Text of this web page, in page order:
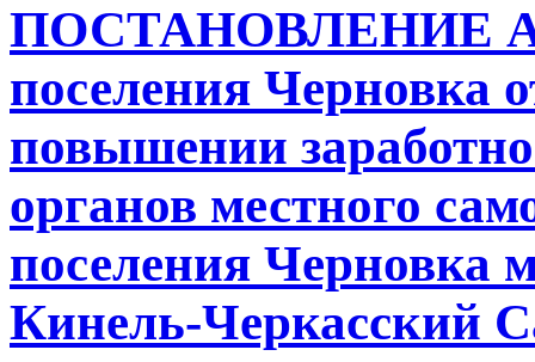
ПОСТАНОВЛЕНИЕ
поселения Черновка
повышении
органов местного
поселения Черновка
Кинель-Черкасский